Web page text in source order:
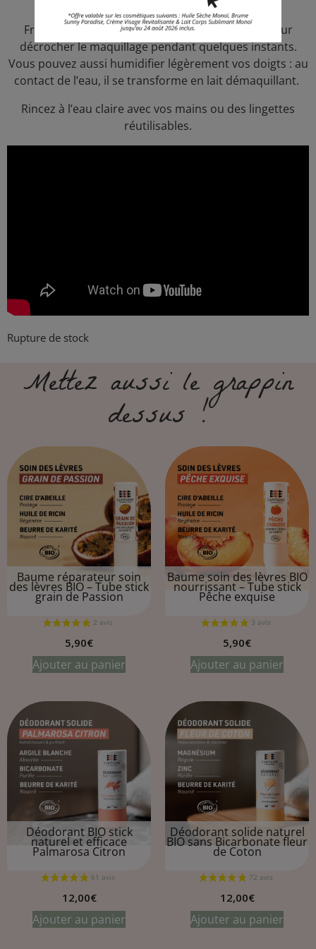
Frottez par mouvement circulaires tout doux pour
décrocher le maquillage pendant quelques instants.
Vous pouvez aussi humidifier légèrement vos doigts : au
contact de l’eau, il se transforme en lait démaquillant.
Rincez à l’eau claire avec vos mains ou des lingettes
réutilisables.
Rupture de stock
Mettez aussi le grappin
dessus !​
Baume réparateur soin
des lèvres BIO – Tube stick
grain de Passion
5,90€
Ajouter au panier
Baume soin des lèvres BIO
nourrissant – Tube stick
Pêche exquise
5,90€
Ajouter au panier
Déodorant BIO stick
naturel et efficace
Palmarosa Citron
12,00€
Ajouter au panier
Déodorant solide naturel
BIO sans Bicarbonatefleur
de Coton
12,00€
Ajouter au panier